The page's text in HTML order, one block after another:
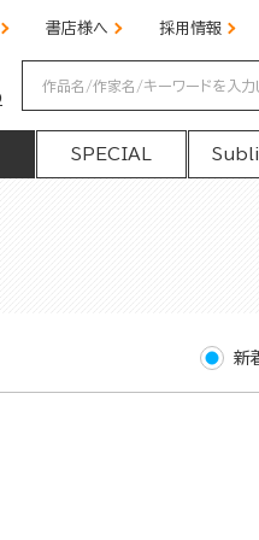
書店様へ 採用情報
SPECIAL
新